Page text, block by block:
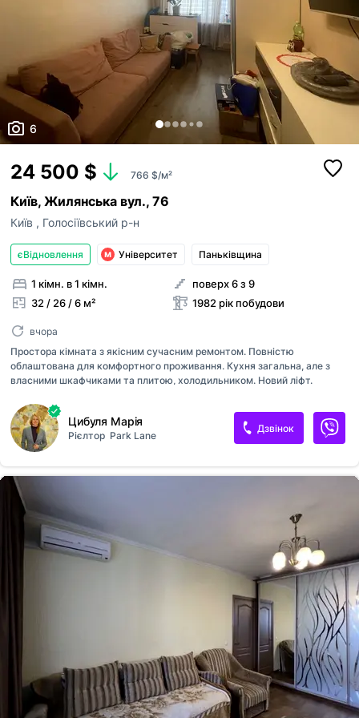
6
24 500 $ 766 $/м²
Київ, Жилянська вул., 76
Київ , Голосіївський р-н
єВідновлення Університет Паньківщина
1 кімн. в 1 кімн.
32 / 26 / 6 м²
поверх 6 з 9
1982 рік побудови
вчора
Простора кімната з якісним сучасним ремонтом. Повністю
облаштована для комфортного проживання. Кухня загальна, але з
власними шкафчиками та плитою, холодильником. Новий ліфт.
інфраструктура та зручна транспортна розвязка. Поруч метро
Університет.Цибуля Марія
Рієлтор Park Lane
Дзвінок